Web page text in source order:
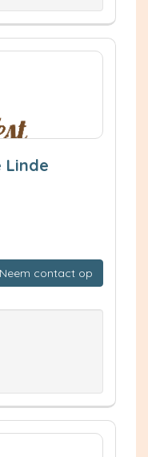
Linde
Neem contact op